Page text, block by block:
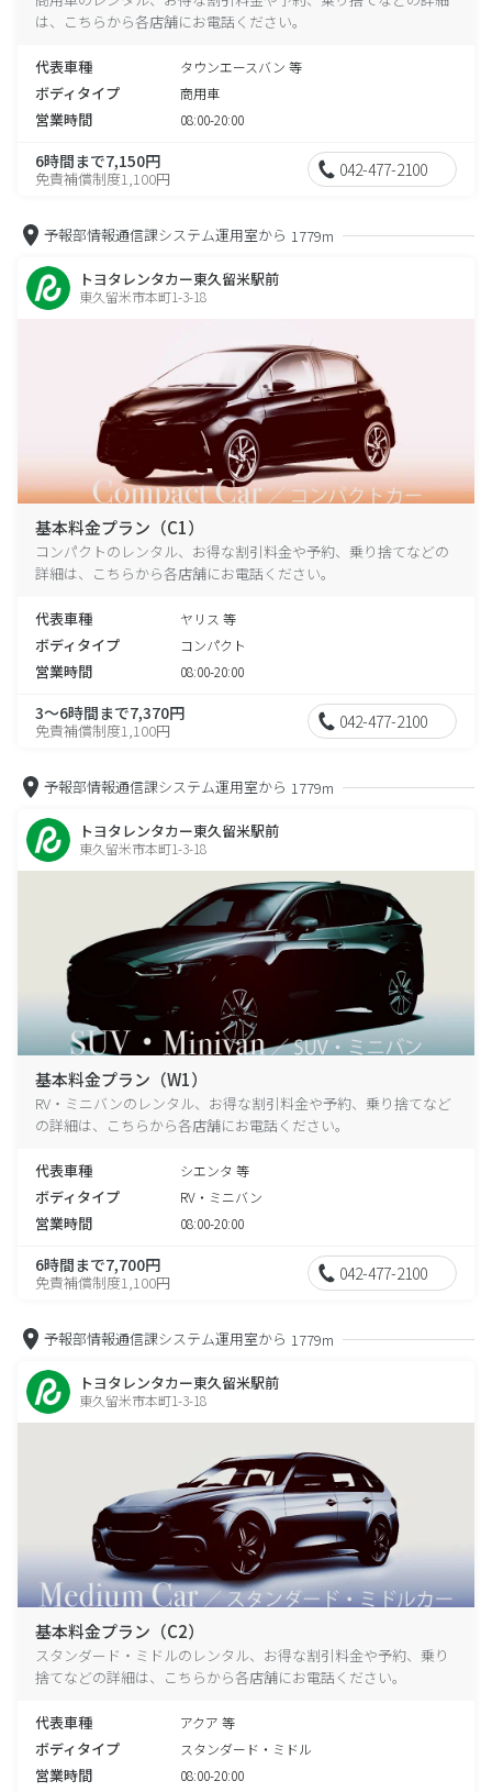
は、こちらから各店舗にお電話ください。
代表車種 タウンエースバン 等
ボディタイプ 商用車
営業時間 08:00-20:00
6時間まで7,150円
免責補償制度1,100円 042-477-2100
予報部情報通信課システム運用室から 1779m
トヨタレンタカー東久留米駅前
東久留米市本町1-3-18
基本料金プラン（C1）
コンパクトのレンタル、お得な割引料金や予約、乗り捨てなどの
詳細は、こちらから各店舗にお電話ください。
代表車種 ヤリス 等
ボディタイプ コンパクト
営業時間 08:00-20:00
3～6時間まで7,370円
免責補償制度1,100円 042-477-2100
予報部情報通信課システム運用室から 1779m
トヨタレンタカー東久留米駅前
東久留米市本町1-3-18
基本料金プラン（W1）
RV・ミニバンのレンタル、お得な割引料金や予約、乗り捨てなど
の詳細は、こちらから各店舗にお電話ください。
代表車種 シエンタ 等
ボディタイプ RV・ミニバン
営業時間 08:00-20:00
6時間まで7,700円
免責補償制度1,100円 042-477-2100
予報部情報通信課システム運用室から 1779m
トヨタレンタカー東久留米駅前
東久留米市本町1-3-18
基本料金プラン（C2）
スタンダード・ミドルのレンタル、お得な割引料金や予約、乗り
捨てなどの詳細は、こちらから各店舗にお電話ください。
代表車種 アクア 等
ボディタイプ スタンダード・ミドル
営業時間 08:00-20:00